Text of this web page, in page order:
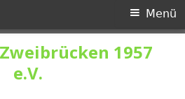
1957
e.V.
Menü